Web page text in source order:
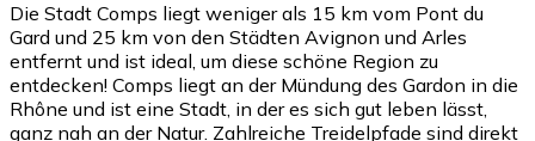
Die Stadt Comps liegt weniger als 15 km vom Pont du
Gard und 25 km von den Städten Avignon und Arles
entfernt und ist ideal, um diese schöne Region zu
entdecken! Comps liegt an der Mündung des Gardon in die
Rhône und ist eine Stadt, in der es sich gut leben lässt,
ganz nah an der Natur. Zahlreiche Treidelpfade sind direkt